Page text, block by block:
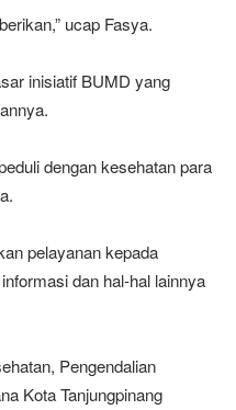
ucap Fasya.
inisiatif BUMD yang
dengan kesehatan para
pelayanan kepada
dan hal-hal lainnya
Pengendalian
Kota Tanjungpinang